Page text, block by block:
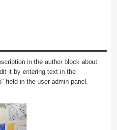
in the author block about
it by entering text in the
field in the user admin panel.